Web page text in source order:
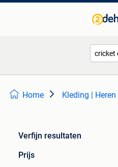
Home Kleding | Heren
Verfijn resultaten
Prijs